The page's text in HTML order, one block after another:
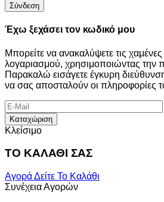
Σύνδεση
Έχω ξεχάσει τον κωδικό μου
Μπορείτε να ανακαλύψετε τις
λογαριασμού, χρησιμοποιώντας την
Παρακαλώ εισάγετε έγκυρη
να σας αποσταλούν οι πληροφορίες
Καταχώριση
Κλείσιμο
ΤΟ ΚΑΛΑΘΙ ΣΑΣ
ΑγοράΔείτε Το Καλάθι
Συνέχεια Αγορών